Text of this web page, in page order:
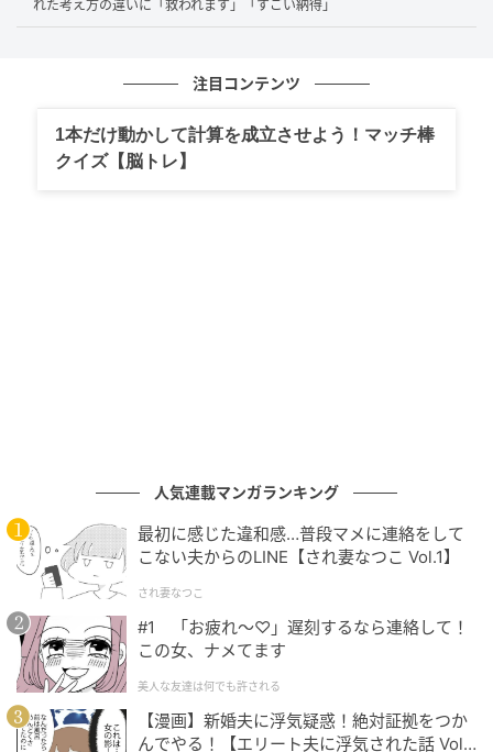
れた考え方の違いに「救われます」「すごい納得」
注目コンテンツ
1本だけ動かして計算を成立させよう！マッチ棒
クイズ【脳トレ】
人気連載マンガランキング
最初に感じた違和感…普段マメに連絡をして
こない夫からのLINE【され妻なつこ Vol.1】
され妻なつこ
#1 「お疲れ〜♡」遅刻するなら連絡して！
この女、ナメてます
美人な友達は何でも許される
【漫画】新婚夫に浮気疑惑！絶対証拠をつか
んでやる！【エリート夫に浮気された話 Vol.